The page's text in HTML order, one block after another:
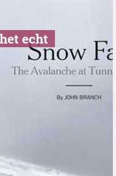
echt